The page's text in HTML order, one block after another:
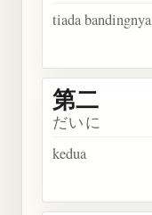
tiada bandingnya
第二
だいに
kedua